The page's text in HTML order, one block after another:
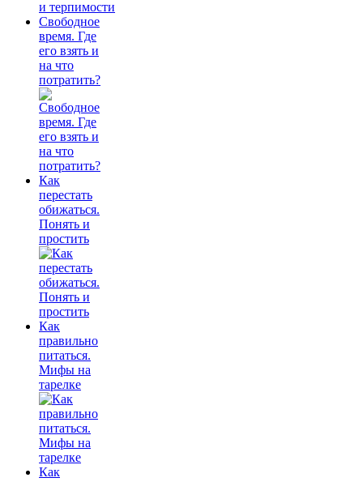
Свободное
время. Где
его взять и
на что
потратить?
Как
перестать
обижаться.
Понять и
простить
Как
правильно
питаться.
Мифы на
тарелке
Как